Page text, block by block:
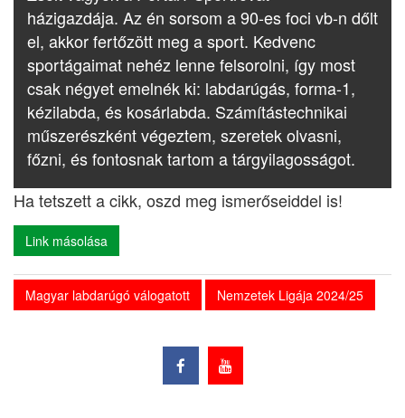
házigazdája. Az én sorsom a 90-es foci vb-n dőlt
el, akkor fertőzött meg a sport. Kedvenc
sportágaimat nehéz lenne felsorolni, így most
csak négyet emelnék ki: labdarúgás, forma-1,
kézilabda, és kosárlabda. Számítástechnikai
műszerészként végeztem, szeretek olvasni,
főzni, és fontosnak tartom a tárgyilagosságot.
Ha tetszett a cikk, oszd meg ismerőseiddel is!
Link másolása
Magyar labdarúgó válogatott Nemzetek Ligája 2024/25